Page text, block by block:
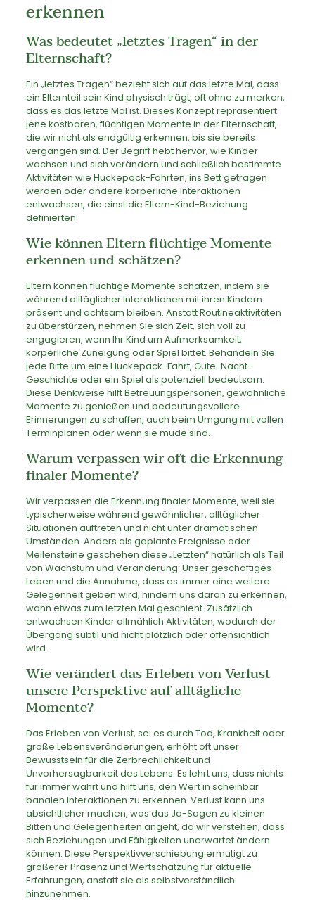
erkennen
Was bedeutet „letztes Tragen“ in der
Elternschaft?
Ein „letztes Tragen“ bezieht sich auf das letzte Mal, dass
ein Elternteil sein Kind physisch trägt, oft ohne zu merken,
dass es das letzte Mal ist. Dieses Konzept repräsentiert
jene kostbaren, flüchtigen Momente in der Elternschaft,
die wir nicht als endgültig erkennen, bis sie bereits
vergangen sind. Der Begriff hebt hervor, wie Kinder
wachsen und sich verändern und schließlich bestimmte
Aktivitäten wie Huckepack-Fahrten, ins Bett getragen
werden oder andere körperliche Interaktionen
entwachsen, die einst die Eltern-Kind-Beziehung
definierten.
Wie können Eltern flüchtige Momente
erkennen und schätzen?
Eltern können flüchtige Momente schätzen, indem sie
während alltäglicher Interaktionen mit ihren Kindern
präsent und achtsam bleiben. Anstatt Routineaktivitäten
zu überstürzen, nehmen Sie sich Zeit, sich voll zu
engagieren, wenn Ihr Kind um Aufmerksamkeit,
körperliche Zuneigung oder Spiel bittet. Behandeln Sie
jede Bitte um eine Huckepack-Fahrt, Gute-Nacht-
Geschichte oder ein Spiel als potenziell bedeutsam.
Diese Denkweise hilft Betreuungspersonen, gewöhnliche
Momente zu genießen und bedeutungsvollere
Erinnerungen zu schaffen, auch beim Umgang mit vollen
Terminplänen oder wenn sie müde sind.
Warum verpassen wir oft die Erkennung
finaler Momente?
Wir verpassen die Erkennung finaler Momente, weil sie
typischerweise während gewöhnlicher, alltäglicher
Situationen auftreten und nicht unter dramatischen
Umständen. Anders als geplante Ereignisse oder
Meilensteine geschehen diese „Letzten“ natürlich als Teil
von Wachstum und Veränderung. Unser geschäftiges
Leben und die Annahme, dass es immer eine weitere
Gelegenheit geben wird, hindern uns daran zu erkennen,
wann etwas zum letzten Mal geschieht. Zusätzlich
entwachsen Kinder allmählich Aktivitäten, wodurch der
Übergang subtil und nicht plötzlich oder offensichtlich
wird.
Wie verändert das Erleben von Verlust
unsere Perspektive auf alltägliche
Momente?
Das Erleben von Verlust, sei es durch Tod, Krankheit oder
große Lebensveränderungen, erhöht oft unser
Bewusstsein für die Zerbrechlichkeit und
Unvorhersagbarkeit des Lebens. Es lehrt uns, dass nichts
für immer währt und hilft uns, den Wert in scheinbar
banalen Interaktionen zu erkennen. Verlust kann uns
absichtlicher machen, was das Ja-Sagen zu kleinen
Bitten und Gelegenheiten angeht, da wir verstehen, dass
sich Beziehungen und Fähigkeiten unerwartet ändern
können. Diese Perspektivverschiebung ermutigt zu
größerer Präsenz und Wertschätzung für aktuelle
Erfahrungen, anstatt sie als selbstverständlich
hinzunehmen.